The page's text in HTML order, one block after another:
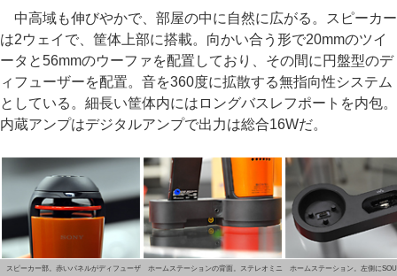
中高域も伸びやかで、部屋の中に自然に広がる。スピーカー
は2ウェイで、筐体上部に搭載。向かい合う形で20mmのツイ
ータと56mmのウーファを配置しており、その間に円盤型のデ
ィフューザーを配置。音を360度に拡散する無指向性システム
としている。細長い筐体内にはロングバスレフポートを内包。
内蔵アンプはデジタルアンプで出力は総合16Wだ。
スピーカー部。赤いパネルがディフューザ ホームステーションの背面。ステレオミニ ホームステーション。左側に